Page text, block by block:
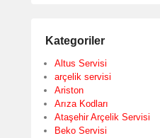
Kategoriler
Altus Servisi
arçelik servisi
Ariston
Arıza Kodları
Ataşehir Arçelik Servisi
Beko Servisi